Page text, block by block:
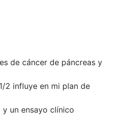
de cáncer de páncreas y
2 influye en mi plan de
un ensayo clínico